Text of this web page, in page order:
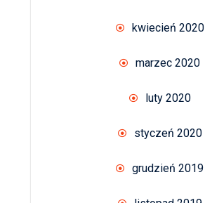
kwiecień 2020
marzec 2020
luty 2020
styczeń 2020
grudzień 2019